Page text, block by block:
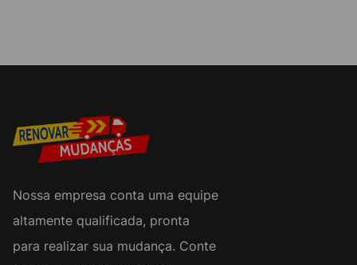
Nossa empresa conta uma equipe
altamente qualificada, pronta
para realizar sua mudança. Conte